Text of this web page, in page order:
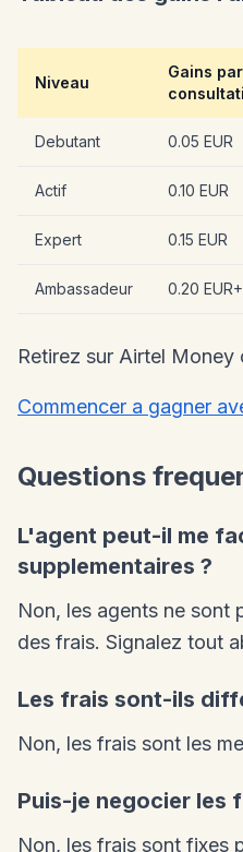
Niveau
Gains par
Debutant 0.05 EUR
Actif 0.10 EUR
Expert 0.15 EUR
Ambassadeur 0.20 EUR+
Retirez sur Airtel
Commencer a gagner
Questions
L'agent peut-il me
supplementaires ?
Non, les agents ne sont
des frais. Signalez tout
Les frais sont-ils
Non, les frais sont les
Puis-je negocier les
Non, les frais sont fixes